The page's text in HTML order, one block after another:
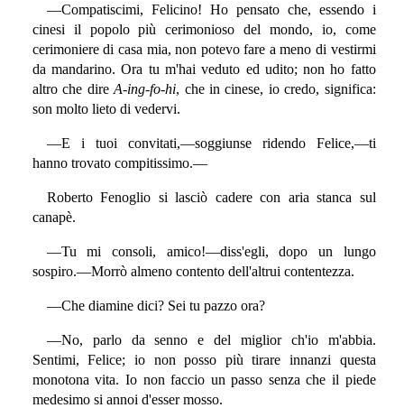
—Compatiscimi, Felicino! Ho pensato che, essendo i
cinesi il popolo più cerimonioso del mondo, io, come
cerimoniere di casa mia, non potevo fare a meno di vestirmi
da mandarino. Ora tu m'hai veduto ed udito; non ho fatto
altro che direA-ing-fo-hi, che in cinese, io credo, significa:
son molto lieto di vedervi.
—E i tuoi convitati,—soggiunse ridendo Felice,—ti
hanno trovato compitissimo.—
Roberto Fenoglio si lasciò cadere con aria stanca sul
canapè.
—Tu mi consoli, amico!—diss'egli, dopo un lungo
sospiro.—Morrò almeno contento dell'altrui contentezza.
—Che diamine dici? Sei tu pazzo ora?
—No, parlo da senno e del miglior ch'io m'abbia.
Sentimi, Felice; io non posso più tirare innanzi questa
monotona vita. Io non faccio un passo senza che il piede
medesimo si annoi d'esser mosso.